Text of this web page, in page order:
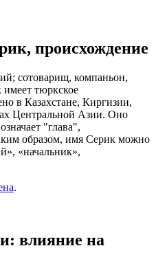
происхождение
сотоварищ, компаньон,
тюркское
в Казахстане, Киргизии,
Центральной Азии. Оно
"глава",
образом, имя Серик можно
«начальник»,
.
влияние на